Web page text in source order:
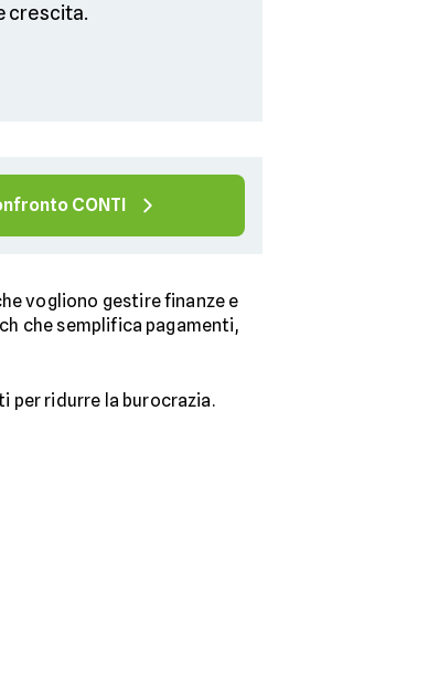
crescita.
CONTI
vogliono gestire finanze e
che semplifica pagamenti,
per ridurre la burocrazia.